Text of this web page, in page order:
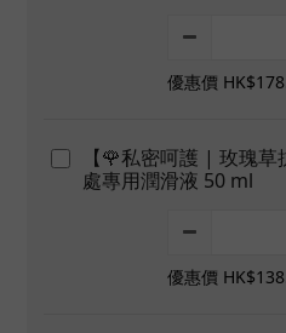
優惠價
【🌹私密呵護 | 玫瑰
處專用潤滑液 50 ml
優惠價